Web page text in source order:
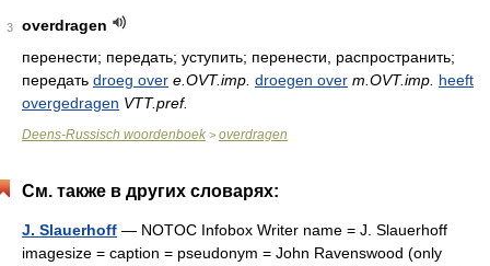
3
overdragen
перенести; передать; уступить; перенести, распространить;
передать droeg over e.OVT.imp. droegen over m.OVT.imp. heeft
overgedragen VTT.pref.
Deens-Russisch woordenboek > overdragen
См. также в других словарях:
J. Slauerhoff — NOTOC Infobox Writer name = J. Slauerhoff
imagesize = caption = pseudonym = John Ravenswood (only